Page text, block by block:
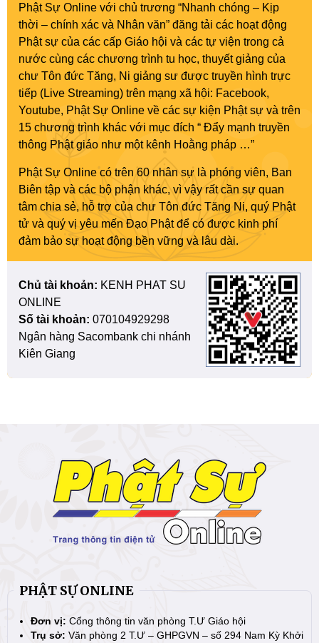
Phật Sự Online với chủ trương “Nhanh chóng – Kịp
thời – chính xác và Nhân văn” đăng tải các hoạt động
Phật sự của các cấp Giáo hội và các tự viện trong cả
nước cùng các chương trình tu học, thuyết giảng của
chư Tôn đức Tăng, Ni giảng sư được truyền hình trực
tiếp (Live Streaming) trên mạng xã hội: Facebook,
Youtube, Phật Sự Online về các sự kiện Phật sự và trên
15 chương trình khác với mục đích “ Đẩy mạnh truyền
thông Phật giáo như một kênh Hoằng pháp …”
Phật Sự Online có trên 60 nhân sự là phóng viên, Ban
Biên tập và các bộ phận khác, vì vậy rất cần sự quan
tâm chia sẻ, hỗ trợ của chư Tôn đức Tăng Ni, quý Phật
tử và quý vị yêu mến Đạo Phật để có được kinh phí
đảm bảo sự hoạt động bền vững và lâu dài.
Chủ tài khoản: KENH PHAT SU
ONLINE
Số tài khoản: 070104929298
Ngân hàng Sacombank chi nhánh
Kiên Giang
PHẬT SỰ ONLINE
Đơn vị: Cổng thông tin văn phòng T.Ư Giáo hội
Trụ sở: Văn phòng 2 T.Ư – GHPGVN – số 294 Nam Kỳ Khởi